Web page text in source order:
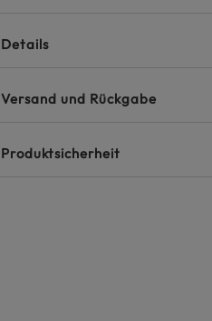
Details
Versand und Rückgabe
Produktsicherheit